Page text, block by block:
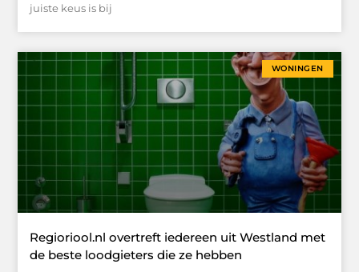
juiste keus is bij
WONINGEN
Regioriool.nl overtreft iedereen uit Westland met
de beste loodgieters die ze hebben